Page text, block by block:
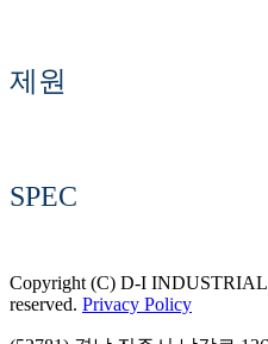
제원
SPEC
Copyright (C) D-I
reserved. Privacy Policy